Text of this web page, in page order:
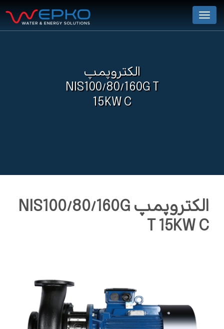
Menu
الکتروپمپ
NIS100/80/160G T
15KW C
الکتروپمپ NIS100/80/160G
T 15KW C